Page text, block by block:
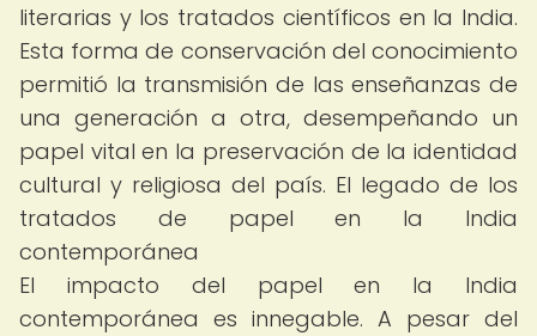
literarias y los tratados científicos en la India.
Esta forma de conservación del conocimiento
permitió la transmisión de las enseñanzas de
una generación a otra, desempeñando un
papel vital en la preservación de la identidad
cultural y religiosa del país. El legado de los
tratados de papel en la India
contemporánea
El impacto del papel en la India
contemporánea es innegable. A pesar del